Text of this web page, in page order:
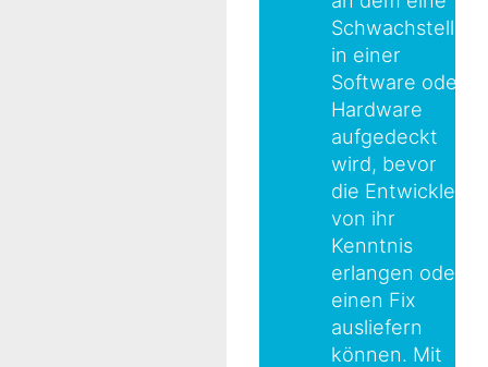
Schwachstelle
in einer
Software oder
Hardware
aufgedeckt
wird, bevor
die Entwickler
von ihr
Kenntnis
erlangen oder
einen Fix
ausliefern
können. Mit